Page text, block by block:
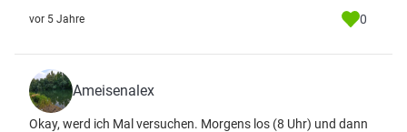
vor 5 Jahre 0
Ameisenalex
Okay, werd ich Mal versuchen. Morgens los (8 Uhr) und dann